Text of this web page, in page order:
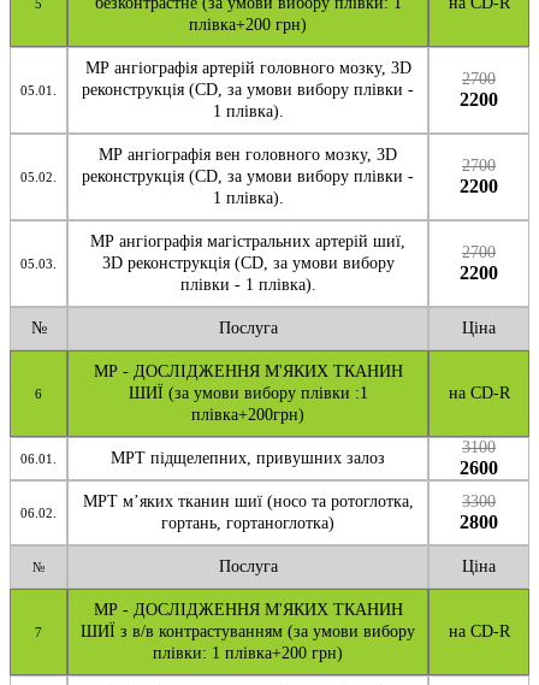
5
плівка+200 грн)
05.01.
МР ангіографія артерій головного мозку, 3D
реконструкція (CD, за умови вибору плівки -
1 плівка).
2700
2200
05.02.
МР ангіографія вен головного мозку, 3D
реконструкція (CD, за умови вибору плівки -
1 плівка).
2700
2200
05.03.
МР ангіографія магістральних артерій шиї,
3D реконструкція (CD, за умови вибору
плівки - 1 плівка).
2700
2200
№ Послуга Ціна
6
МР - ДОСЛІДЖЕННЯ М'ЯКИХ ТКАНИН
ШИЇ (за умови вибору плівки :1
плівка+200грн)
на CD-R
06.01. МРТ підщелепних, привушних залоз
3100
2600
06.02.
МРТ м’яких тканин шиї (носо та ротоглотка,
гортань, гортаноглотка)
3300
2800
№ Послуга Ціна
7
МР - ДОСЛІДЖЕННЯ М'ЯКИХ ТКАНИН
ШИЇ з в/в контрастуванням (за умови вибору
плівки: 1 плівка+200 грн)
на CD-R